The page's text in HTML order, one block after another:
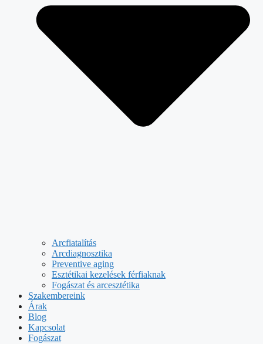
Arcfiatalítás
Arcdiagnosztika
Preventive aging
Esztétikai kezelések férfiaknak
Fogászat és arcesztétika
Szakembereink
Árak
Blog
Kapcsolat
Fogászat